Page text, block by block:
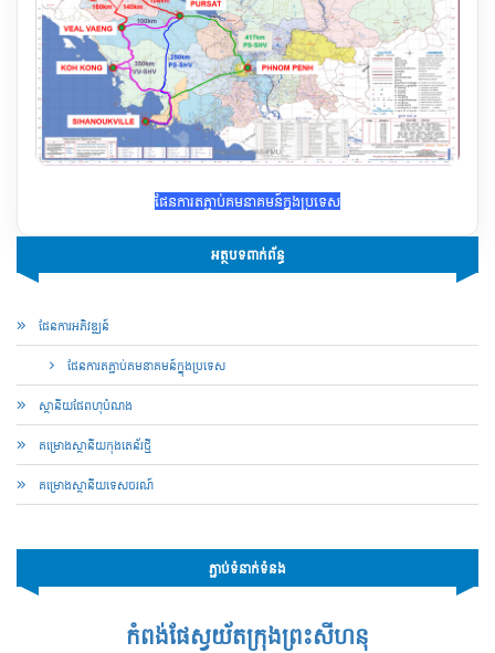
ផែន​ការ​តភ្ជាប់គមនាគមន៍ក្នុងប្រទេស
អត្ថបទពាក់ព័ន្ធ
ផែន​ការ​អភិវឌ្ឍន៍
ផែន​ការ​តភ្ជាប់គមនាគមន៍ក្នុងប្រទេស
ស្ថានីយផែពហុបំណង
គម្រោងស្ថានីយកុងតេន័រថ្មី
គម្រោងស្ថានីយទេសចរណ៍
ភ្ជាប់ទំនាក់ទំនង
កំពង់ផែស្វយ័តក្រុងព្រះសីហនុ